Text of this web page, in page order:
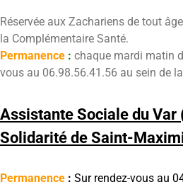
Réservée aux Zachariens de tout
la Complémentaire Santé.
Permanence : chaque mardi matin
vous au 06.98.56.41.56 au sein de
Assistante Sociale du Var
Solidarité de Saint-
Permanence : Sur rendez-vous au